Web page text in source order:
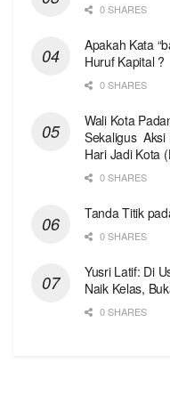
0 SHARES
Apakah Kata
Huruf Kapital ?
0 SHARES
Wali Kota
Sekaligus Aksi
Hari Jadi Kota
0 SHARES
Tanda Titik
0 SHARES
Yusri Latif: Di
Naik Kelas,
0 SHARES